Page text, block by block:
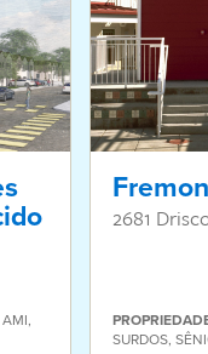
,
2681
SURDOS,